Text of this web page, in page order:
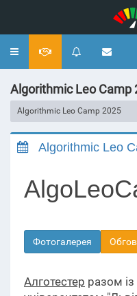
Toggle
Algorithmic Leo Camp
Algorithmic Leo Camp 2025
Algorithmic Leo
Фотогалерея
Алготестер разом